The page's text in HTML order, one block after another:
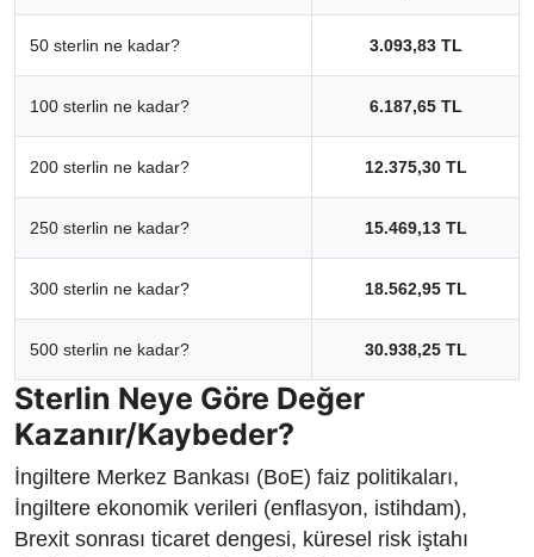
50 sterlin ne kadar? 3.093,83 TL
100 sterlin ne kadar? 6.187,65 TL
200 sterlin ne kadar? 12.375,30 TL
250 sterlin ne kadar? 15.469,13 TL
300 sterlin ne kadar? 18.562,95 TL
500 sterlin ne kadar? 30.938,25 TL
Sterlin Neye Göre Değer
Kazanır/Kaybeder?
İngiltere Merkez Bankası (BoE) faiz politikaları,
İngiltere ekonomik verileri (enflasyon, istihdam),
Brexit sonrası ticaret dengesi, küresel risk iştahı